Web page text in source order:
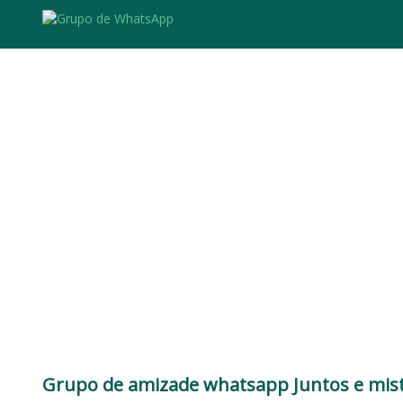
Grupo de amizade whatsapp Juntos e